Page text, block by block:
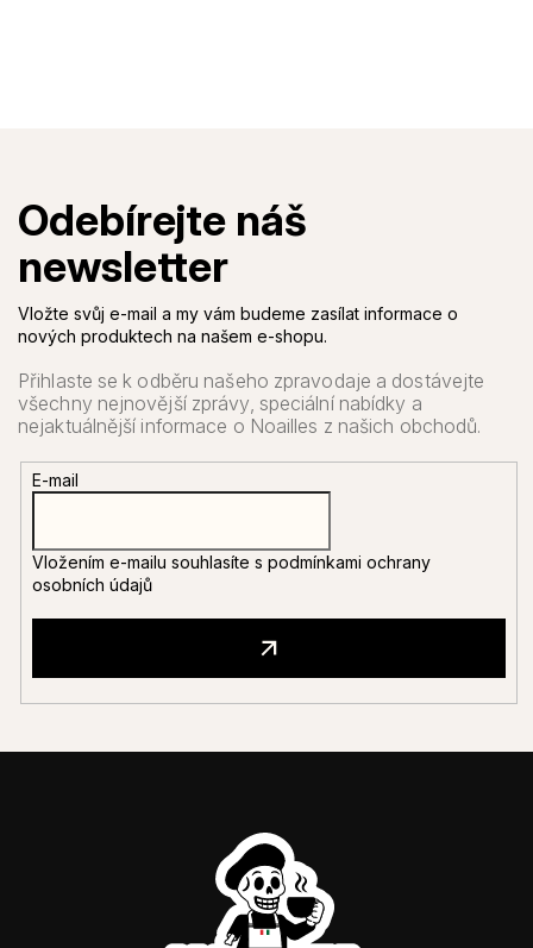
Vložte svůj e-mail a my vám budeme zasílat informace o
nových produktech na našem e-shopu.
E-mail
Vložením e-mailu souhlasíte s podmínkami ochrany
osobních údajů